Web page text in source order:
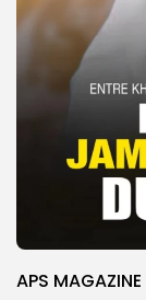
APS MAGAZINE